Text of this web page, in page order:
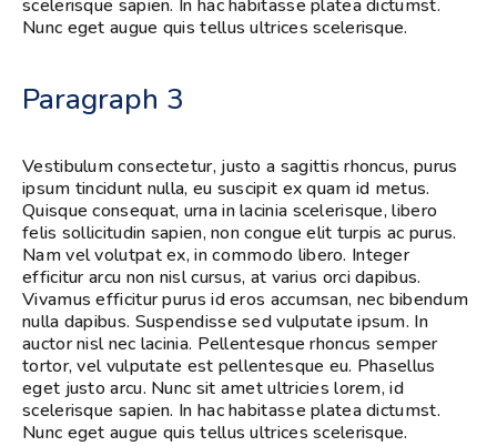
scelerisque sapien. In hac habitasse platea dictumst.
Nunc eget augue quis tellus ultrices scelerisque.
Paragraph 3
Vestibulum consectetur, justo a sagittis rhoncus, purus
ipsum tincidunt nulla, eu suscipit ex quam id metus.
Quisque consequat, urna in lacinia scelerisque, libero
felis sollicitudin sapien, non congue elit turpis ac purus.
Nam vel volutpat ex, in commodo libero. Integer
efficitur arcu non nisl cursus, at varius orci dapibus.
Vivamus efficitur purus id eros accumsan, nec bibendum
nulla dapibus. Suspendisse sed vulputate ipsum. In
auctor nisl nec lacinia. Pellentesque rhoncus semper
tortor, vel vulputate est pellentesque eu. Phasellus
eget justo arcu. Nunc sit amet ultricies lorem, id
scelerisque sapien. In hac habitasse platea dictumst.
Nunc eget augue quis tellus ultrices scelerisque.